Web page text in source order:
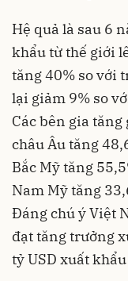
Hệ quả là sau 6
khẩu từ thế giới
tăng 40% so với
lại giảm 9% so
Các bên gia
châu Âu tăng
Bắc Mỹ tăng
Nam Mỹ tăng
Đáng chú ý Việt
đạt tăng trưởng
tỷ USD xuất